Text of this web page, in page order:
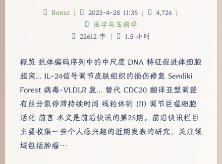
Bensz | 2023-4-28 11:35 | 4,726 |
医学与生物学
22612 字 | 1.5 小时
概览 抗体编码序列中的中尺度 DNA 特征促进体细胞
超突... IL-24信号调节皮肤组织的损伤修复 Semliki
Forest 病毒-VLDLR 复... 替代 CDC20 翻译亚型调整
有丝分裂停滞持续时间 线粒体铜 (II) 调节巨噬细胞
活化 前言 本文是前沿快讯的第25期。前沿快讯栏目
主要收集一些个人感兴趣的近期发表的研究，关注领
域包括肿瘤…